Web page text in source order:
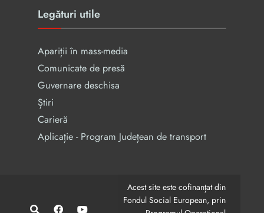
Legături utile
Apariții în mass-media
Comunicate de presă
Guvernare deschisa
Știri
Carieră
Aplicație - Program Județean de transport
Acest site este cofinanțat din
Fondul Social European, prin